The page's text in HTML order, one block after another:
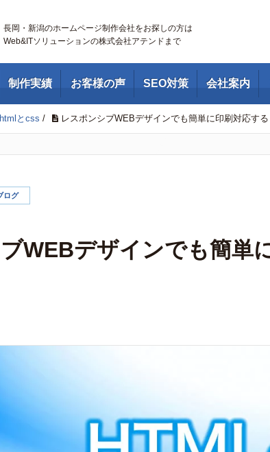
長岡・新潟のホームページ制作会社をお探しの方は
Web&ITソリューションの株式会社アテンドまで
制作実績 お客様の声 SEO対策 会社案内
htmlとcss / レスポンシブWEBデザインでも簡単に印刷対応する
ログ
WEBデザインでも簡単